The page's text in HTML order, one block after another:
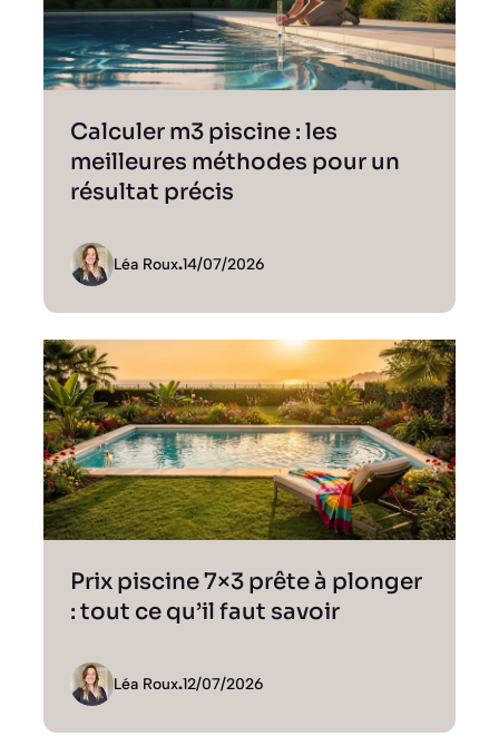
Calculer m3 piscine : les
meilleures méthodes pour un
résultat précis
Léa Roux.14/07/2026
Prix piscine 7×3 prête à plonger
: tout ce qu’il faut savoir
Léa Roux.12/07/2026